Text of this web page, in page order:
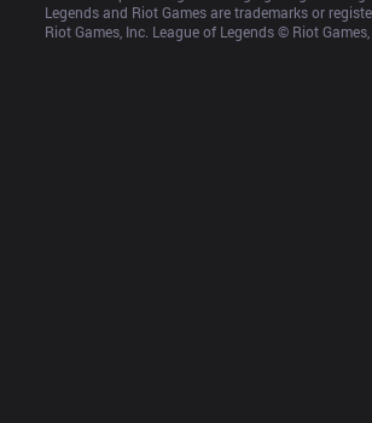
Legends and Riot Games are trademarks or
Riot Games, Inc. League of Legends © Riot Games,